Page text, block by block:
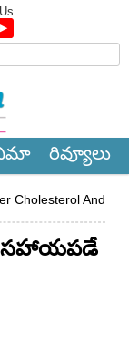
▶
రివ్యూలు
Cholesterol And
సహాయపడే